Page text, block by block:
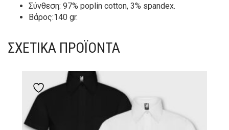
Σύνθεση: 97% poplin cotton, 3% spandex.
Βάρος:140 gr.
ΣΧΕΤΙΚΆ ΠΡΟΪΌΝΤΑ
Add to wishlist